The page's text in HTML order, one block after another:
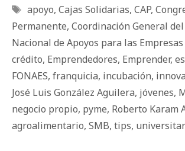
Etiquetas
apoyo, Cajas Solidarias, CAP,
Permanente, Coordinación General del
Nacional de Apoyos para las Empresas
crédito, Emprendedores, Emprender,
FONAES, franquicia, incubación,
José Luis González Aguilera, jóvenes,
negocio propio, pyme, Roberto Karam
agroalimentario, SMB, tips,